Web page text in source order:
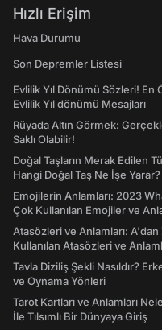
Hızlı Erişim
Hava Durumu
Son Depremler Listesi
Evlilik Yıl Dönümü Sözleri!
Evlilik Yıl dönümü Mesajları
Rüyada Altın Görmek:
Saklı Olabilir!
Doğal Taşların Merak Edilen
Hangi Doğal Taş Ne İşe Yarar?
Emojilerin Anlamları: 2023
Çok Kullanılan Emojiler ve
Atasözleri ve Anlamları:
Kullanılan Atasözleri ve
Tavla Diziliş Şekli Nasıldır?
ve Oynama Yönleri
Tarot Kartları ve Anlamları
İle Tılsımlı Bir Dünyaya Giriş